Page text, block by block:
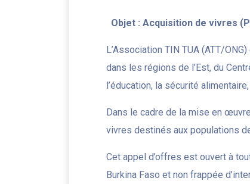
Objet : Acquisition de vivres
L’Association TIN TUA (ATT/
dans les régions de l’Est, du
l’éducation, la sécurité
Dans le cadre de la mise en
vivres destinés aux populations
Cet appel d’offres est ouvert à
Burkina Faso et non frappée